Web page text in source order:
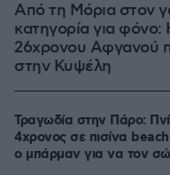
Από τη Μόρια στον
κατηγορία για φόνο:
26χρονου Αφγανού
στην Κυψέλη
Τραγωδία στην Πάρο:
4χρονος σε πισίνα
ο μπάρμαν για να τον